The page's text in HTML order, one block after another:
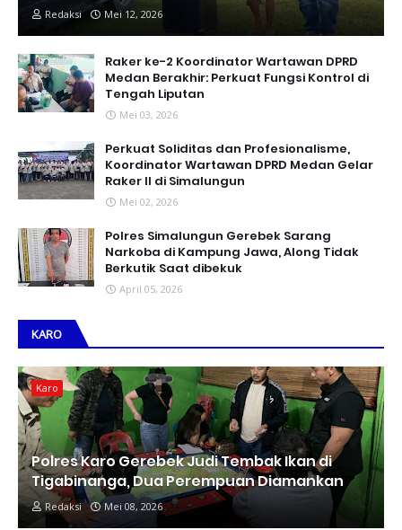
Redaksi Mei 12, 2026
Raker ke-2 Koordinator Wartawan DPRD
Medan Berakhir: Perkuat Fungsi Kontrol di
Tengah Liputan
Mei 03, 2026
Perkuat Soliditas dan Profesionalisme,
Koordinator Wartawan DPRD Medan Gelar
Raker II di Simalungun
Mei 02, 2026
Polres Simalungun Gerebek Sarang
Narkoba di Kampung Jawa, Along Tidak
Berkutik Saat dibekuk
April 05, 2026
KARO
Karo
Polres Karo Gerebek Judi Tembak Ikan di
Tigabinanga, Dua Perempuan Diamankan
Redaksi Mei 08, 2026